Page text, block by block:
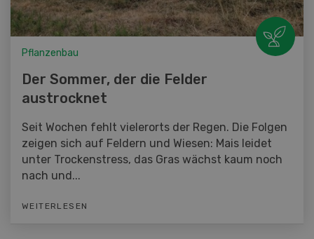
Pflanzenbau
Der Sommer, der die Felder
austrocknet
Seit Wochen fehlt vielerorts der Regen. Die Folgen
zeigen sich auf Feldern und Wiesen: Mais leidet
unter Trockenstress, das Gras wächst kaum noch
nach und...
WEITERLESEN